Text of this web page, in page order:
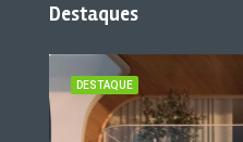
Destaques
DESTAQUE